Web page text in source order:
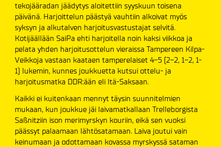
tekojääradan jäädytys aloitettiin syyskuun toisena
päivänä. Harjoittelun päästyä vauhtiin alkoivat myös
syksyn ja alkutalven harjoitusvastustajat selvitä.
Kotijäällään SaiPa ehti harjoitella noin kaksi viikkoa ja
pelata yhden harjoitusottelun vieraissa Tampereen Kilpa-
Veikkoja vastaan kaataen tamperelaiset 4-5 (2-2, 1-2, 1-
1) lukemin, kunnes joukkuetta kutsui ottelu- ja
harjoitusmatka DDR:ään eli Itä-Saksaan.
Kaikki ei kuitenkaan mennyt täysin suunnitelmien
mukaan, kun joukkue jäi laivamatkallaan Trelleborgista
Saßnitziin ison merimyrskyn kouriin, eikä sen vuoksi
päässyt palaamaan lähtösatamaan. Laiva joutui vain
keinumaan ja odottamaan kovassa myrskyssä sataman